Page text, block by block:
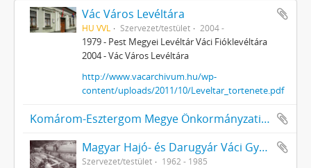
Vác Város Levéltára
HU VVL Szervezet/testület 2004 -
1979 - Pest Megyei Levéltár Váci Fióklevéltára
2004 - Vác Város Levéltára
http://www.vacarchivum.hu/wp-
content/uploads/2011/10/Leveltar_tortenete.pdf
Komárom-Esztergom Megye Önkormányzati Hivatala Bélyeggyűjtő Egyesülete Tatabánya
Magyar Hajó- és Darugyár Váci Gyáregység (korábban Duna Hajógyár)
Szervezet/testület 1962 - 1985